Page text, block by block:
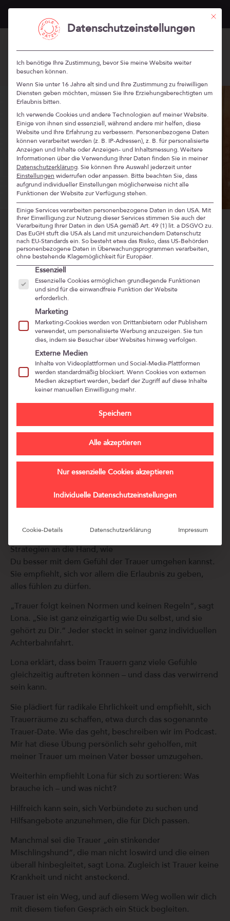
mehr Infos
TRAUER IST EIN STRUPPIGER
MISCHLING ODER WIE WIR
BESSER MIT IHR UMGEHEN
KÖNNEN – EIN GESPRÄCH
MIT LONA JERRENTRUP
Folge 59: Trauer ist ein struppiger Mischling (und wie
wir besser mit ihr umgehen können) – ein Gespräch mit
Lona Jerrentrup
Heute ist Lona Jerrentrup mein Gast. Lona Jerrentrup
ist ausgebildete Sterbe- und Trauerbegleiterin in Berlin.
Thema Trauer. Insbesondere in der Zeit des
Jahreswechsels und der Weihnachtsfeiertage fühlen sich
viele Menschen einsam und trauern vielleicht (noch) um
Strategien an die Hand, wie
Du besser mit dem Gefühl der Trauer umgehen kannst.
Sie empfiehlt, sich vor allem die Erlaubnis zu geben,
alles fühlen zu dürfen.
„ Trauer folgt keinen Normen und keinen Regeln“, sagt
Lona. „Sie ist ganz einzigartig wie Du selbst, und sie
gehört zu Dir.“ Jeder steckt in seiner ganz individuellen
Achterbahnfahrt.
Lona erklärt, dass beim Trauern ganz viele Gefühle
gleichzeitig auftreten können – und dass das verwirrend
sein kann.
Sie plädiert für radikale Ehrlichkeit und empfiehlt, sich
Trauerräume zu schaffen, etwa durch das sogenannte
Trauer-Date. Wie das geht, beschreiben wir im Podcast.
Mir hat diese Übung persönlich sehr geholfen, mit
meiner Trauer um meinen Vater besser umzugehen.
Weiterhin empfiehlt Lona für sich zu sortieren: Was
brauche ich – und was nicht?
Hilfreich kann sein, sich Verbündete zu suchen und
Hilfsangebote anzunehmen, die für Dich passen.
Manchmal sei die Trauer „ein stinkender
Mischlingshund“, die man nicht loswird und die einen
überall hinbegleitet, sagt Lona. Zugleich ist Trauer keine
Krankheit und nicht ansteckend.
Trauer ist ein Weg, und auf diesem Weg wollen wir dich
mit diesem tiefen Gespräch ein Stück begleiten.
Mit
Datenschutzeinstellungen
Ich benötige Ihre Zustimmung, bevor Sie meine Website weiter
besuchen können.
Wenn Sie unter 16 Jahre alt sind und Ihre Zustimmung zu freiwilligen
Diensten geben möchten, müssen Sie Ihre Erziehungsberechtigten um
Erlaubnis bitten.
Ich verwende Cookies und andere Technologien auf meiner Website.
Einige von ihnen sind essenziell, während andere mir helfen, diese
Website und Ihre Erfahrung zu verbessern. Personenbezogene Daten
können verarbeitet werden (z. B. IP-Adressen), z. B. für personalisierte
Anzeigen und Inhalte oder Anzeigen- und Inhaltsmessung. Weitere
Informationen über die Verwendung Ihrer Daten finden Sie in meiner
Datenschutzerklärung. Sie können Ihre Auswahl jederzeit unter
Einstellungen widerrufen oder anpassen. Bitte beachten Sie, dass
aufgrund individueller Einstellungen möglicherweise nicht alle
Funktionen der Website zur Verfügung stehen.
Einige Services verarbeiten personenbezogene Daten in den USA. Mit
Ihrer Einwilligung zur Nutzung dieser Services stimmen Sie auch der
Verarbeitung Ihrer Daten in den USA gemäß Art. 49 (1) lit. a DSGVO zu.
Das EuGH stuft die USA als Land mit unzureichendem Datenschutz
nach EU-Standards ein. So besteht etwa das Risiko, dass US-Behörden
personenbezogene Daten in Überwachungsprogrammen verarbeiten,
ohne bestehende Klagemöglichkeit für Europäer.
Es folgt eine Liste der Service-Gruppen, für die eine
Essenziell
Essenzielle Cookies ermöglichen grundlegende Funktionen
und sind für die einwandfreie Funktion der Website
erforderlich.
Marketing
Marketing-Cookies werden von Drittanbietern oder Publishern
verwendet, um personalisierte Werbung anzuzeigen. Sie tun
dies, indem sie Besucher über Websites hinweg verfolgen.
Externe Medien
Inhalte von Videoplattformen und Social-Media-Plattformen
werden standardmäßig blockiert. Wenn Cookies von externen
Medien akzeptiert werden, bedarf der Zugriff auf diese Inhalte
keiner manuellen Einwilligung mehr.
Speichern
Alle akzeptieren
Nur essenzielle Cookies akzeptieren
Individuelle Datenschutzeinstellungen
Cookie-Details Datenschutzerklärung Impressum